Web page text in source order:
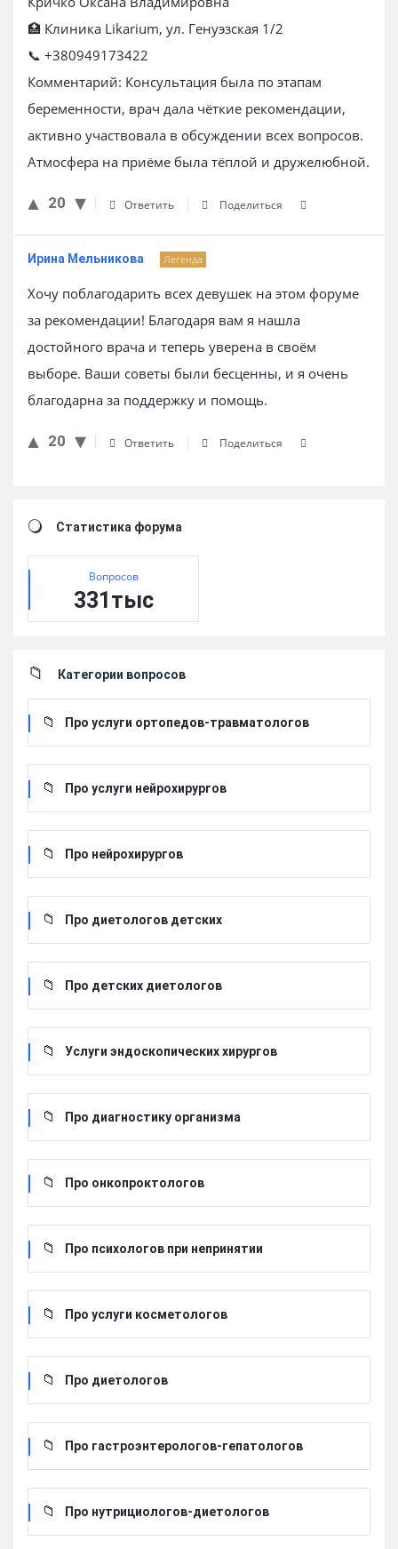
🏥 Клиника Likarium, ул. Генуэзская 1/2
📞 +380949173422
Комментарий: Консультация была по этапам
беременности, врач дала чёткие рекомендации,
активно участвовала в обсуждении всех вопросов.
Атмосфера на приёме была тёплой и дружелюбной.
20 Ответить Поделиться
Ирина Мельникова Легенда
Хочу поблагодарить всех девушек на этом форуме
за рекомендации! Благодаря вам я нашла
достойного врача и теперь уверена в своём
выборе. Ваши советы были бесценны, и я очень
благодарна за поддержку и помощь.
20 Ответить Поделиться
Статистика форума
Вопросов
331тыс
Категории вопросов
Про услуги ортопедов-травматологов
Про услуги нейрохирургов
Про нейрохирургов
Про диетологов детских
Про детских диетологов
Услуги эндоскопических хирургов
Про диагностику организма
Про онкопроктологов
Про психологов при непринятии
Про услуги косметологов
Про диетологов
Про гастроэнтерологов-гепатологов
Про нутрициологов-диетологов